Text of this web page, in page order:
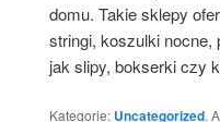
domu. Takie sklepy
stringi, koszulki nocne,
jak slipy, bokserki czy
Kategorie: Uncategorized.